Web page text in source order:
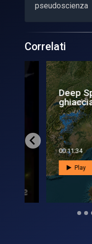
pseudoscienza
Correlati
Deep
ghiacciai
00:11:34
Play